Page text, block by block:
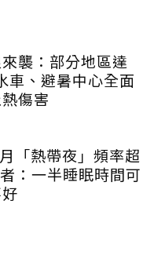
襲：部分地區達
車、避暑中心全面
傷害
「熱帶夜」頻率超
：一半睡眠時間可